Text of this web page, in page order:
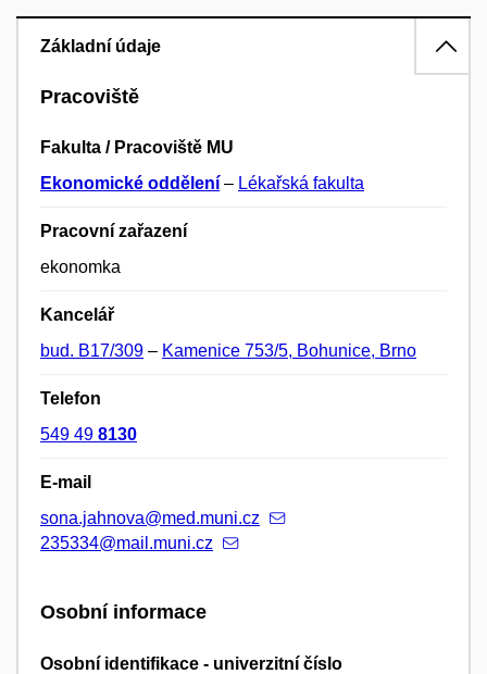
Základní údaje
Pracoviště
Fakulta / Pracoviště MU
Ekonomické oddělení – Lékařská fakulta
Pracovní zařazení
ekonomka
Kancelář
bud. B17/309 – Kamenice 753/5, Bohunice, Brno
Telefon
549 49 8130
E-mail
sona.jahnova@med.muni.cz
235334@mail.muni.cz
Osobní informace
Osobní identifikace - univerzitní číslo